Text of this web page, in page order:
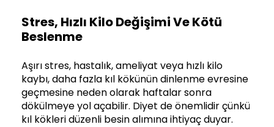
Stres, Hızlı Kilo Değişimi Ve Kötü
Beslenme
Aşırı stres, hastalık, ameliyat veya hızlı kilo
kaybı, daha fazla kıl kökünün dinlenme evresine
geçmesine neden olarak haftalar sonra
dökülmeye yol açabilir. Diyet de önemlidir çünkü
kıl kökleri düzenli besin alımına ihtiyaç duyar.